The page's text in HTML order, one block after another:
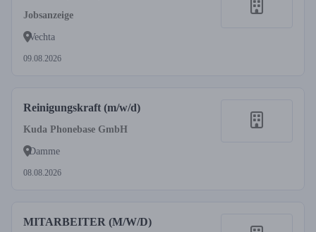
Jobsanzeige
Vechta
09.08.2026
Reinigungskraft (m/w/d)
Kuda Phonebase GmbH
Damme
08.08.2026
MITARBEITER (M/W/D)